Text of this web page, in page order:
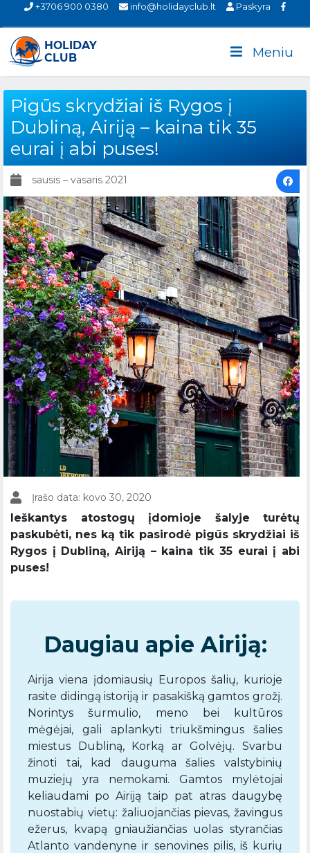
+3706 900 0380 info@holidayclub.lt Paskyra
Meniu
Pigūs skrydžiai iš Rygos į
Dubliną, Airiją – kaina tik 35
eurai į abi puses!
sausis – vasaris 2021
Įrašo data: kovo 30, 2020
Ieškantys atostogų įdomioje šalyje turėtų
paskubėti, nes ką tik pasirodė pigūs skrydžiai iš
Rygos į Dubliną, Airiją – kaina tik 35 eurai į abi
puses!
Daugiau apie Airiją:
Airija viena įdomiausių Europos šalių, kurioje
rasite didingą istoriją ir pasakišką gamtos grožį.
Norintys šurmulio, meno bei kultūros
mėgėjai, gali aplankyti triukšmingus šalies
miestus Dubliną, Korką ar Golvėjų. Svarbu
žinoti tai, kad dauguma šalies valstybinių
muziejų yra nemokami. Gamtos mylėtojai
keliaudami po Airiją taip pat atras daugybę
nuostabių vietų: žaliuojančias pievas, žavingus
ežerus, kvapą gniaužiančias uolas styrančias
Atlanto vandenyne ir senovines pilis, iš kurių